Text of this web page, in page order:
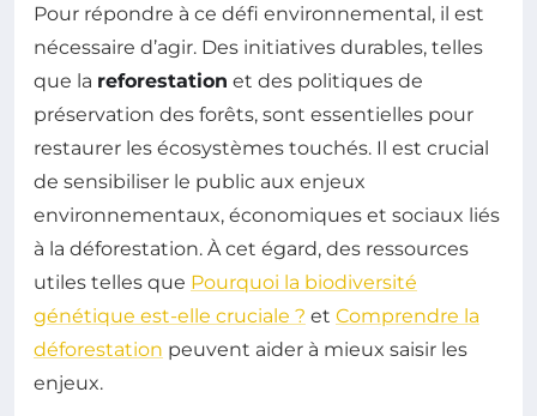
Pour répondre à ce défi environnemental, il est
nécessaire d’agir. Des initiatives durables, telles
que la reforestation et des politiques de
préservation des forêts, sont essentielles pour
restaurer les écosystèmes touchés. Il est crucial
de sensibiliser le public aux enjeux
environnementaux, économiques et sociaux liés
à la déforestation. À cet égard, des ressources
utiles telles que Pourquoi la biodiversité
génétique est-elle cruciale ? et Comprendre la
déforestation peuvent aider à mieux saisir les
enjeux.